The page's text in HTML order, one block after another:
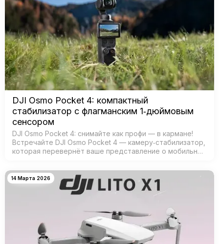
DJI Osmo Pocket 4: компактный
стабилизатор с флагманским 1‑дюймовым
сенсором
DJI Osmo Pocket 4: снимайте как профи — в кармане!
Встречайте DJI Osmo Pocket 4 — камеру‑стабилизатор,
которая перевернёт ваше представление о мобильной
теперь проф…
14 Марта 2026